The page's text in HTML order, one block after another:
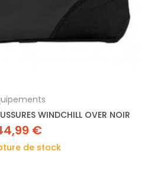
WINDCHILL OVER NOIR
€
de stock